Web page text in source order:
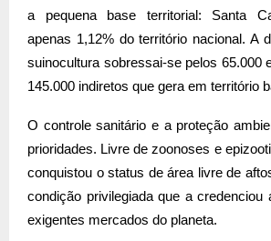
a pequena base territorial: Santa
apenas 1,12% do território nacional. A
suinocultura sobressai-se pelos 65.000
145.000 indiretos que gera em território
O controle sanitário e a proteção
prioridades. Livre de zoonoses e
conquistou o status de área livre de
condição privilegiada que a credenciou
exigentes mercados do planeta.